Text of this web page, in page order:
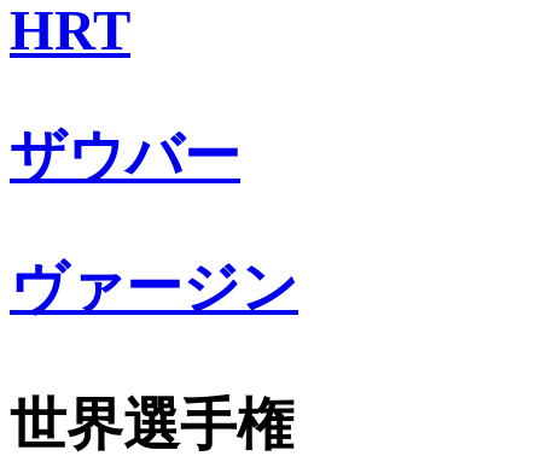
HRT
ザウバー
ヴァージン
世界選手権